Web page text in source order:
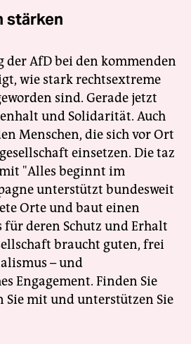
stärken
der AfD bei den kommenden
wie stark rechtsextreme
sind. Gerade jetzt
und Solidarität. Auch
Menschen, die sich vor Ort
einsetzen. Die taz
"Alles beginnt im
unterstützt bundesweit
Orte und baut einen
für deren Schutz und Erhalt
braucht guten, frei
– und
Engagement. Finden Sie
Sie mit und unterstützen Sie